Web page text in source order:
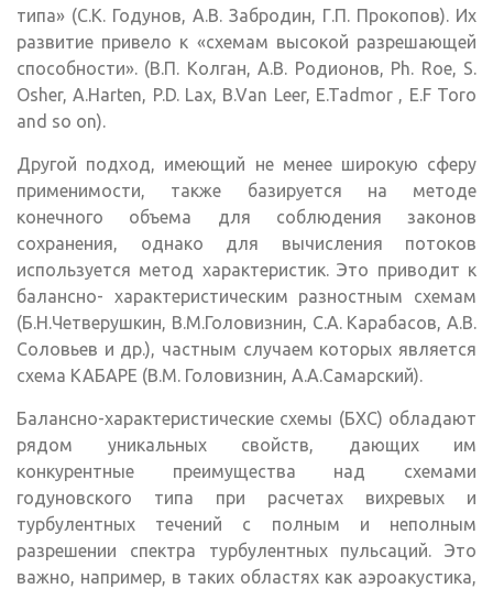
типа» (С.К. Годунов, А.В. Забродин, Г.П. Прокопов). Их
развитие привело к «схемам высокой разрешающей
способности». (В.П. Колган, А.В. Родионов, Ph. Roe, S.
Osher, A.Harten, P.D. Lax, B.Van Leer, E.Tadmor , E.F Toro
and so on).
Другой подход, имеющий не менее широкую сферу
применимости, также базируется на методе
конечного объема для соблюдения законов
сохранения, однако для вычисления потоков
используется метод характеристик. Это приводит к
балансно- характеристическим разностным схемам
(Б.Н.Четверушкин, В.М.Головизнин, С.А. Карабасов, А.В.
Соловьев и др.), частным случаем которых является
схема КАБАРЕ (В.М. Головизнин, А.А.Самарский).
Балансно-характеристические схемы (БХС) обладают
рядом уникальных свойств, дающих им
конкурентные преимущества над схемами
годуновского типа при расчетах вихревых и
турбулентных течений с полным и неполным
разрешении спектра турбулентных пульсаций. Это
важно, например, в таких областях как аэроакустика,